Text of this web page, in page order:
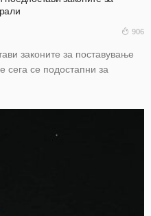
906
законите за поставување
сега се подостапни за